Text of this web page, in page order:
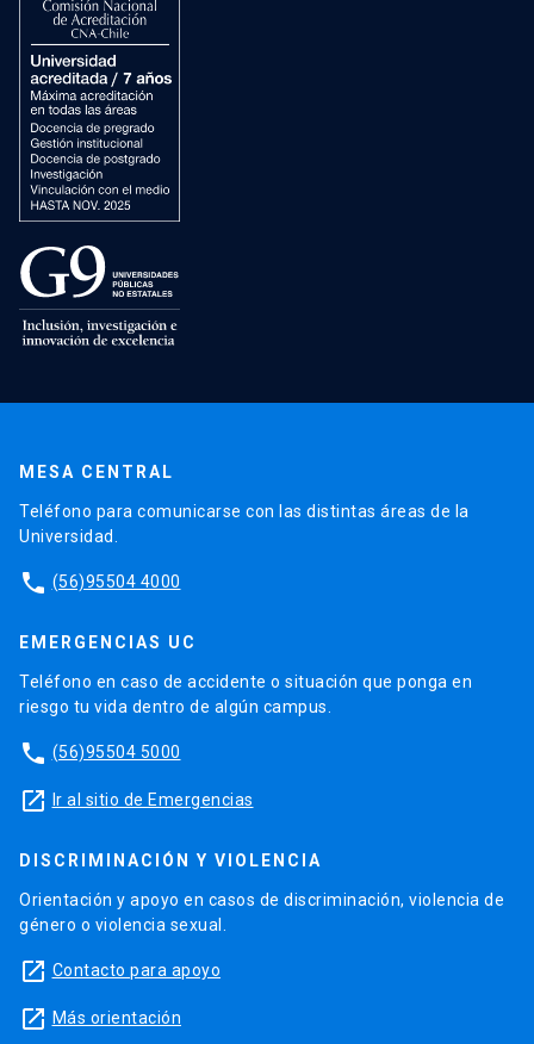
MESA CENTRAL
Teléfono para comunicarse con las distintas áreas de la
Universidad.
phone (56)95504 4000
EMERGENCIAS UC
Teléfono en caso de accidente o situación que ponga en
riesgo tu vida dentro de algún campus.
phone (56)95504 5000
launch Ir al sitio de Emergencias
DISCRIMINACIÓN Y VIOLENCIA
Orientación y apoyo en casos de discriminación, violencia de
género o violencia sexual.
launch Contacto para apoyo
launch Más orientación